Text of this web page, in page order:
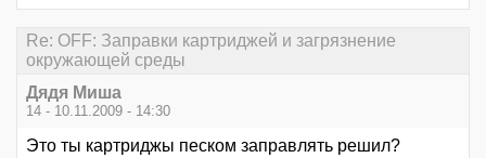
Re: OFF: Заправки картриджей и загрязнение
окружающей среды
Дядя Миша
14 - 10.11.2009 - 14:30
Это ты картриджы песком заправлять решил?